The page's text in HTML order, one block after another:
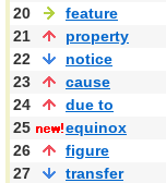
20
feature
21
property
22
notice
23
cause
24
due to
25
equinox
26
figure
27
transfer